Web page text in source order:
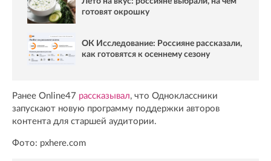
готовят окрошку
ОК Исследование: Россияне рассказали,
как готовятся к осеннему сезону
Ранее Online47 рассказывал, что Одноклассники
запускают новую программу поддержки авторов
контента для старшей аудитории.
Фото: pxhere.com